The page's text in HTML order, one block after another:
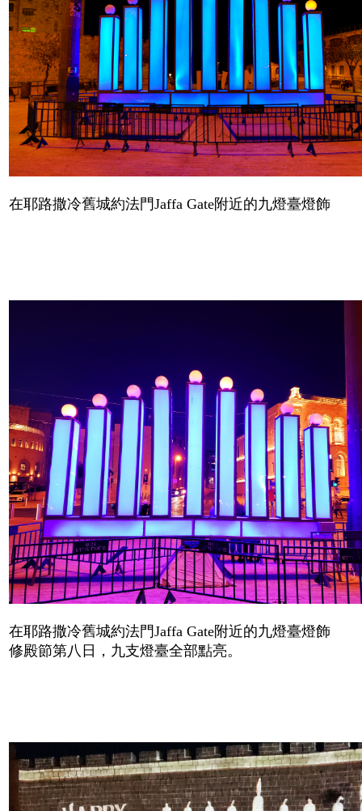
在耶路撒冷舊城約法門Jaffa Gate附近的九燈臺燈飾
在耶路撒冷舊城約法門Jaffa Gate附近的九燈臺燈飾
修殿節第八日，九支燈臺全部點亮。